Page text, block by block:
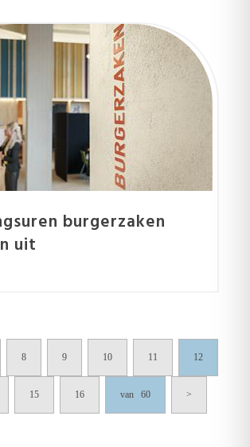
burgerzaken
uit
8 9 10 11 12
15 16 van 60 >